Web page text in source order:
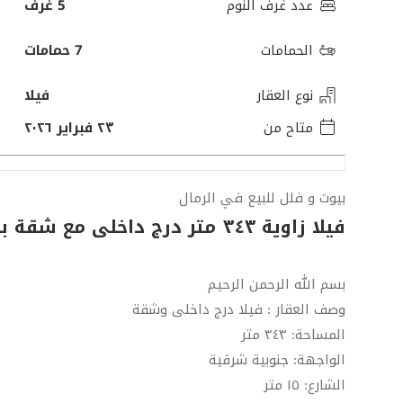
عدد غرف النوم
5 غرف
الحمامات
7 حمامات
نوع العقار
فيلا
متاح من
٢٣ فبراير ٢٠٢٦
بيوت و فلل للبيع في الرمال
فيلا زاوية ٣٤٣ متر درج داخلى مع شقة بحى الرمال
بسم الله الرحمن الرحيم
وصف العقار : فيلا درج داخلى وشقة
المساحة: ٣٤٣ متر
الواجهة: جنوبية شرقية
الشارع: ١٥ متر